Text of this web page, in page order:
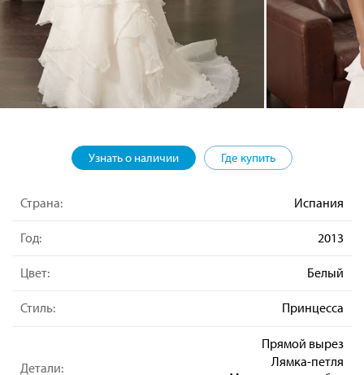
Узнать о наличии Где купить
Страна: Испания
Год: 2013
Цвет: Белый
Стиль: Принцесса
Детали:
Прямой вырез
Лямка-петля